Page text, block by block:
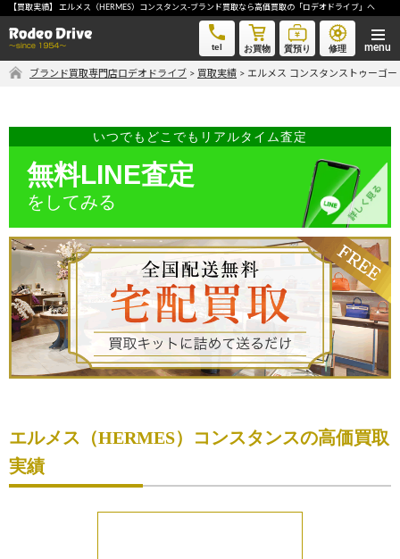
【買取実績】 エルメス（HERMES）コンスタンス-ブランド買取なら高価買取の「ロデオドライブ」へ
tel お買物 質預り 修理
エルメス コンスタンストゥーゴー グリメイヤー-ブランド買取なら高価買取の「ロデオドライブ」へ
無料LINE査定
ご自宅にいながら品物を売りたい方へ
宅配買取申込
手間なく安全に売りたい方へ
出張買取申込
買取サービスのご案内
買取ブランド
ブランド買取専門店ロデオドライブ > 買取実績 > エルメス コンスタンストゥーゴ
いつでもどこでもリアルタイム査定
無料LINE査定
をしてみる
エルメス（HERMES）コンスタンスの高価買取
実績